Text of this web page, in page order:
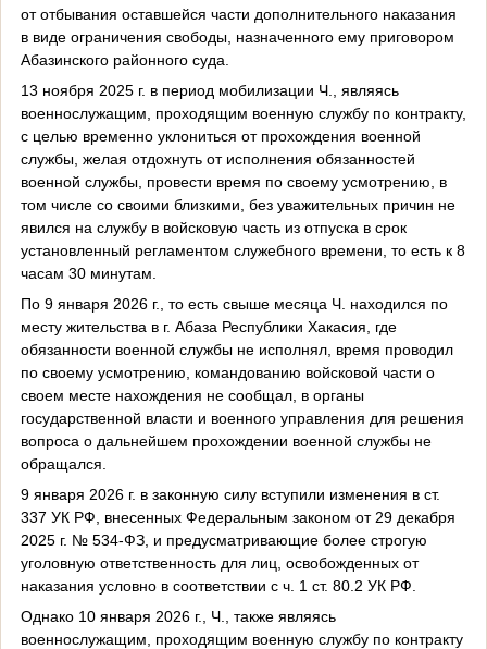
от отбывания оставшейся части дополнительного наказания
в виде ограничения свободы, назначенного ему приговором
Абазинского районного суда.
13 ноября 2025 г. в период мобилизации Ч., являясь
военнослужащим, проходящим военную службу по контракту,
с целью временно уклониться от прохождения военной
службы, желая отдохнуть от исполнения обязанностей
военной службы, провести время по своему усмотрению, в
том числе со своими близкими, без уважительных причин не
явился на службу в войсковую часть из отпуска в срок
установленный регламентом служебного времени, то есть к 8
часам 30 минутам.
По 9 января 2026 г., то есть свыше месяца Ч. находился по
месту жительства в г. Абаза Республики Хакасия, где
обязанности военной службы не исполнял, время проводил
по своему усмотрению, командованию войсковой части о
своем месте нахождения не сообщал, в органы
государственной власти и военного управления для решения
вопроса о дальнейшем прохождении военной службы не
обращался.
9 января 2026 г. в законную силу вступили изменения в ст.
337 УК РФ, внесенных Федеральным законом от 29 декабря
2025 г. № 534-ФЗ, и предусматривающие более строгую
уголовную ответственность для лиц, освобожденных от
наказания условно в соответствии с ч. 1 ст. 80.2 УК РФ.
Однако 10 января 2026 г., Ч., также являясь
военнослужащим, проходящим военную службу по контракту